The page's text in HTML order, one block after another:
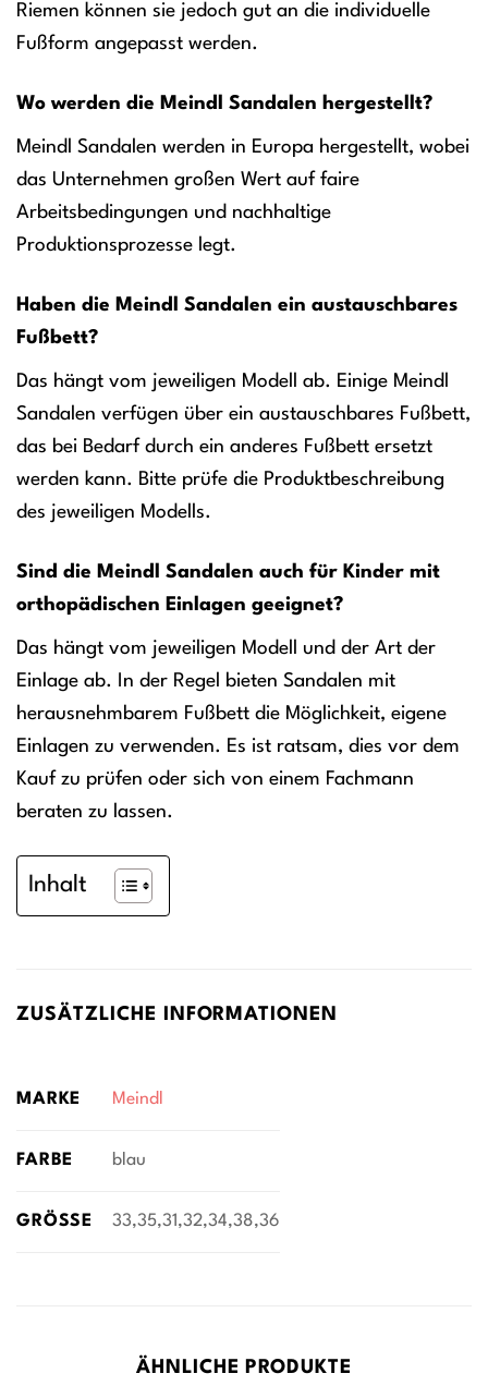
Riemen können sie jedoch gut an die individuelle
Fußform angepasst werden.
Wo werden die Meindl Sandalen hergestellt?
Meindl Sandalen werden in Europa hergestellt, wobei
das Unternehmen großen Wert auf faire
Arbeitsbedingungen und nachhaltige
Produktionsprozesse legt.
Haben die Meindl Sandalen ein austauschbares
Fußbett?
Das hängt vom jeweiligen Modell ab. Einige Meindl
Sandalen verfügen über ein austauschbares Fußbett,
das bei Bedarf durch ein anderes Fußbett ersetzt
werden kann. Bitte prüfe die Produktbeschreibung
des jeweiligen Modells.
Sind die Meindl Sandalen auch für Kinder mit
orthopädischen Einlagen geeignet?
Das hängt vom jeweiligen Modell und der Art der
Einlage ab. In der Regel bieten Sandalen mit
herausnehmbarem Fußbett die Möglichkeit, eigene
Einlagen zu verwenden. Es ist ratsam, dies vor dem
Kauf zu prüfen oder sich von einem Fachmann
beraten zu lassen.
Inhalt
ZUSÄTZLICHE INFORMATIONEN
MARKE Meindl
FARBE blau
GRÖSSE 33,35,31,32,34,38,36
ÄHNLICHE PRODUKTE